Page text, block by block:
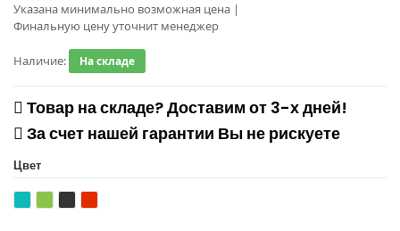
Указана минимально возможная цена |
Финальную цену уточнит менеджер
Наличие: На складе
Товар на складе? Доставим от 3-х дней!
За счет нашей гарантии Вы не рискуете
Цвет